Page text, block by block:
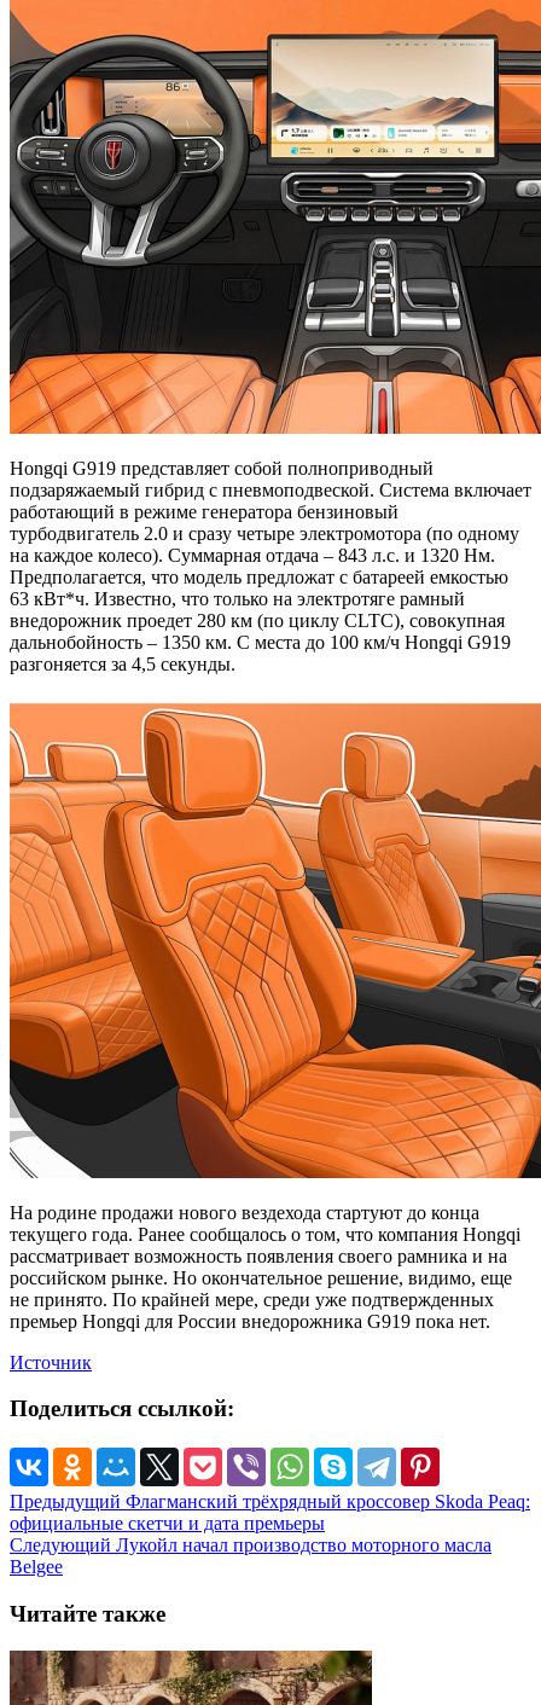
Hongqi G919 представляет собой полноприводный
подзаряжаемый гибрид с пневмоподвеской. Система включает
работающий в режиме генератора бензиновый
турбодвигатель 2.0 и сразу четыре электромотора (по одному
на каждое колесо). Суммарная отдача – 843 л.с. и 1320 Нм.
Предполагается, что модель предложат с батареей емкостью
63 кВт*ч. Известно, что только на электротяге рамный
внедорожник проедет 280 км (по циклу CLTC), совокупная
дальнобойность – 1350 км. С места до 100 км/ч Hongqi G919
разгоняется за 4,5 секунды.
На родине продажи нового вездехода стартуют до конца
текущего года. Ранее сообщалось о том, что компания Hongqi
рассматривает возможность появления своего рамника и на
российском рынке. Но окончательное решение, видимо, еще
не принято. По крайней мере, среди уже подтвержденных
премьер Hongqi для России внедорожника G919 пока нет.
Источник
Поделиться ссылкой:
Предыдущий Флагманский трёхрядный кроссовер Skoda Peaq:
официальные скетчи и дата премьеры
Следующий Лукойл начал производство моторного масла
Belgee
Читайте также